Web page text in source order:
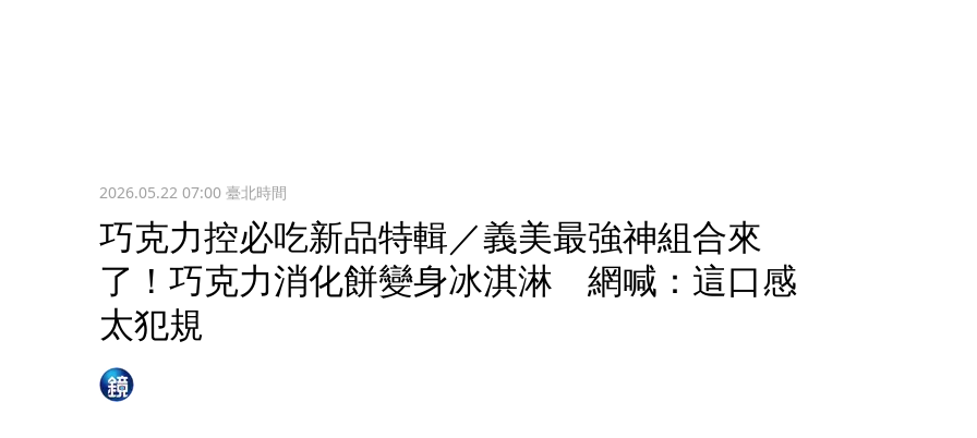
2026.05.22 07:00臺北時間
巧克力控必吃新品特輯／義美最強神組合來
了！巧克力消化餅變身冰淇淋 網喊：這口感
太犯規